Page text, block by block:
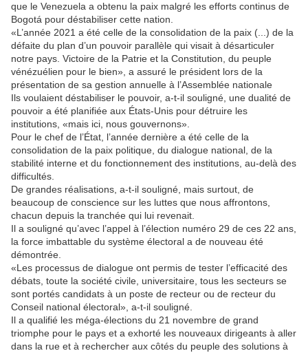
que le Venezuela a obtenu la paix malgré les efforts continus de
Bogotá pour déstabiliser cette nation.
«L’année 2021 a été celle de la consolidation de la paix (...) de la
défaite du plan d’un pouvoir parallèle qui visait à désarticuler
notre pays. Victoire de la Patrie et la Constitution, du peuple
vénézuélien pour le bien», a assuré le président lors de la
présentation de sa gestion annuelle à l’Assemblée nationale
Ils voulaient déstabiliser le pouvoir, a-t-il souligné, une dualité de
pouvoir a été planifiée aux États-Unis pour détruire les
institutions, «mais ici, nous gouvernons».
Pour le chef de l’État, l’année dernière a été celle de la
consolidation de la paix politique, du dialogue national, de la
stabilité interne et du fonctionnement des institutions, au-delà des
difficultés.
De grandes réalisations, a-t-il souligné, mais surtout, de
beaucoup de conscience sur les luttes que nous affrontons,
chacun depuis la tranchée qui lui revenait.
Il a souligné qu’avec l’appel à l’élection numéro 29 de ces 22 ans,
la force imbattable du système électoral a de nouveau été
démontrée.
«Les processus de dialogue ont permis de tester l’efficacité des
débats, toute la société civile, universitaire, tous les secteurs se
sont portés candidats à un poste de recteur ou de recteur du
Conseil national électoral», a-t-il souligné.
Il a qualifié les méga-élections du 21 novembre de grand
triomphe pour le pays et a exhorté les nouveaux dirigeants à aller
dans la rue et à rechercher aux côtés du peuple des solutions à